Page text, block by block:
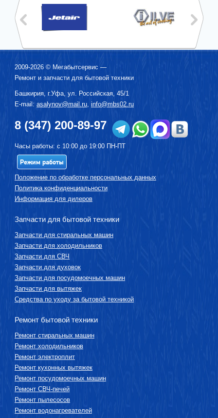
2009-2026 © Мегабытсервис —
Ремонт и запчасти для бытовой техники
Башкирия, г.Уфа, ул. Российская, 45/1
E-mail: asalynov@mail.ru, info@mbs02.ru
8 (347) 200-89-97
Часы работы: с 10:00 до 19:00 ПН-ПТ
Режим работы
Положение по обработке персональных данных
Политика конфиденциальности
Информация для дилеров
Запчасти для бытовой техники
Запчасти для стиральных машин
Запчасти для холодильников
Запчасти для СВЧ
Запчасти для духовок
Запчасти для посудомоечных машин
Запчасти для вытяжек
Средства по уходу за бытовой техникой
Ремонт бытовой техники
Ремонт стиральных машин
Ремонт холодильников
Ремонт электроплит
Ремонт кухонных вытяжек
Ремонт посудомоечных машин
Ремонт СВЧ-печей
Ремонт пылесосов
Ремонт водонагревателей